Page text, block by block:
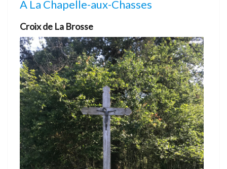
A La Chapelle-aux-Chasses
Croix de La Brosse